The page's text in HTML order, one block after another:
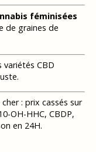
féminisées
de graines de
variétés CBD
: prix cassés sur
OH-HHC, CBDP,
en 24H.